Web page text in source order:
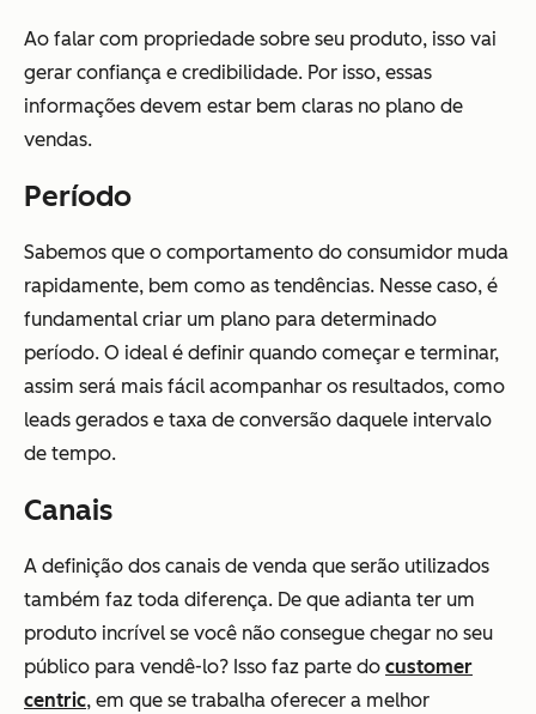
Ao falar com propriedade sobre seu produto, isso vai
gerar confiança e credibilidade. Por isso, essas
informações devem estar bem claras no plano de
vendas.
Período
Sabemos que o comportamento do consumidor muda
rapidamente, bem como as tendências. Nesse caso, é
fundamental criar um plano para determinado
período. O ideal é definir quando começar e terminar,
assim será mais fácil acompanhar os resultados, como
leads gerados e taxa de conversão daquele intervalo
de tempo.
Canais
A definição dos canais de venda que serão utilizados
também faz toda diferença. De que adianta ter um
produto incrível se você não consegue chegar no seu
público para vendê-lo? Isso faz parte do customer
centric, em que se trabalha oferecer a melhor